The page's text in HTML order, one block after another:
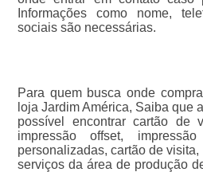
Informações como nome,
sociais são necessárias.
Para quem busca onde
loja Jardim América, Saiba que
possível encontrar cartão de
impressão offset,
personalizadas, cartão de
serviços da área de produção